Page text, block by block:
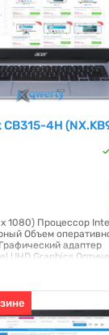
4H
x 1080) Процессор
Объем
адаптер
UHD Graphics